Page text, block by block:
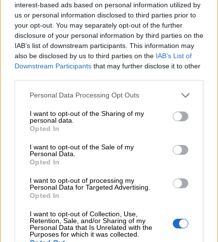
interest-based ads based on personal information utilized by
us or personal information disclosed to third parties prior to
your opt-out. You may separately opt-out of the further
disclosure of your personal information by third parties on the
IAB’s list of downstream participants. This information may
also be disclosed by us to third parties on the IAB’s List of
Downstream Participants that may further disclose it to other
Personal Data Processing Opt Outs
I want to opt-out of the Sharing of my
personal data.
Opted In
I want to opt-out of the Sale of my
Personal Data.
Opted In
I want to opt-out of processing my
Personal Data for Targeted Advertising.
Opted In
I want to opt-out of Collection, Use,
Retention, Sale, and/or Sharing of my
Personal Data that Is Unrelated with the
Purposes for which it was collected.
sanno anche essere anticonvenzionali e critici
dei confronti della politica, e sono dotati di quel
giusto manicheismo adolescenziale che prima
o poi saprà dare frutti positivi “.